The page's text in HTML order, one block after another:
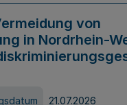
von
in Nordrhein-
21.07.2026